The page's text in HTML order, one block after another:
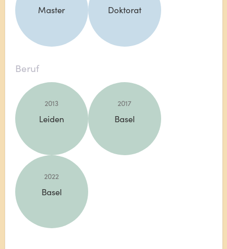
Master Doktorat
Beruf
2013
Leiden
2017
Basel
2022
Basel